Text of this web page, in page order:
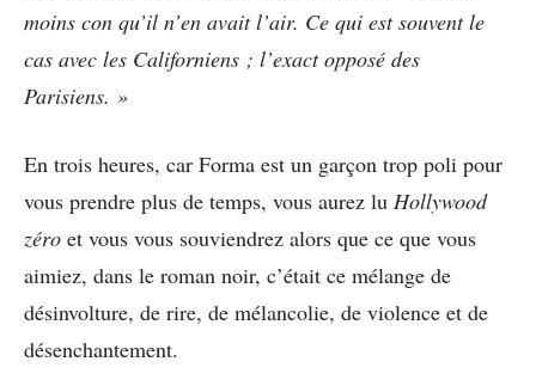
moins con qu’il n’en avait l’air. Ce qui est souvent le
cas avec les Californiens ; l’exact opposé des
Parisiens. »
En trois heures, car Forma est un garçon trop poli pour
vous prendre plus de temps, vous aurez lu Hollywood
zéro et vous vous souviendrez alors que ce que vous
aimiez, dans le roman noir, c’était ce mélange de
désinvolture, de rire, de mélancolie, de violence et de
désenchantement.